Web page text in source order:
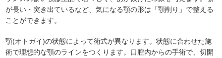
が長い・突き出ているなど、気になる顎の形は「顎削り」で整える
ことができます。
顎(オトガイ)の状態によって術式が異なります。状態に合わせた施
術で理想的な顎のラインをつくります。口腔内からの手術で、切開